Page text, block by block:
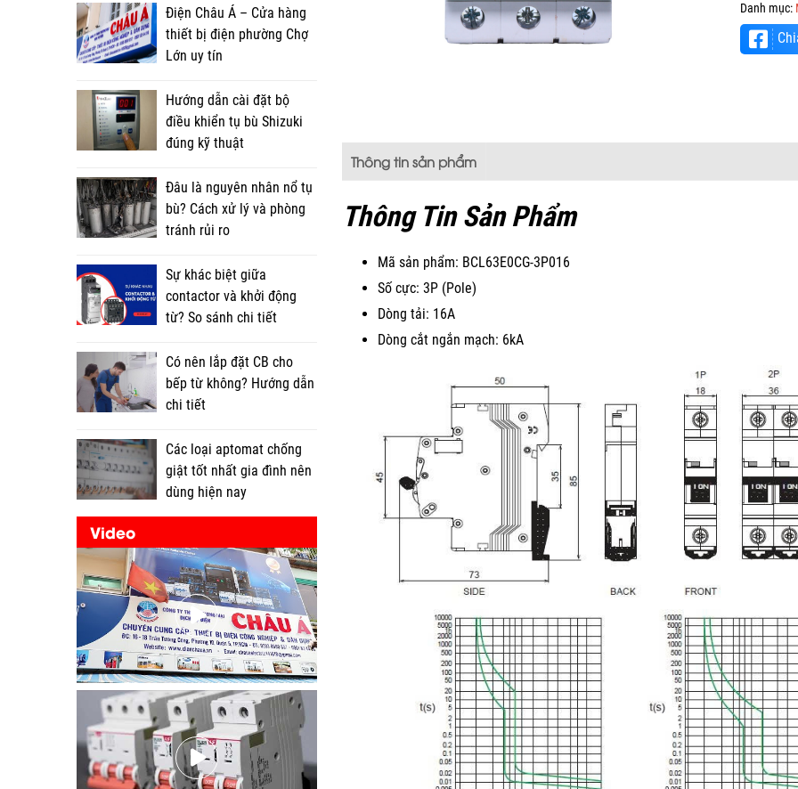
Điện Châu Á – Cửa hàng
thiết bị điện phường Chợ
Lớn uy tín
Hướng dẫn cài đặt bộ
điều khiển tụ bù Shizuki
đúng kỹ thuật
Đâu là nguyên nhân nổ tụ
bù? Cách xử lý và phòng
tránh rủi ro
Sự khác biệt giữa
contactor và khởi động
từ? So sánh chi tiết
Có nên lắp đặt CB cho
bếp từ không? Hướng dẫn
chi tiết
Các loại aptomat chống
giật tốt nhất gia đình nên
dùng hiện nay
Video
Danh mục:
Thông tin sản phẩm
Thông Tin Sản Phẩm
Mã sản phẩm: BCL63E0CG-3P016
Số cực: 3P (Pole)
Dòng tải: 16A
Dòng cắt ngắn mạch: 6kA